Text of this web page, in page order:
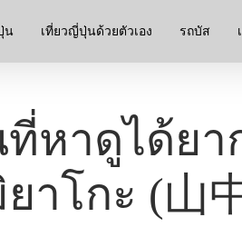
น เที่ยวญี่ปุ่นด้วยตัวเอง รถบัส
หาดูได้ยา
าโกะ (山